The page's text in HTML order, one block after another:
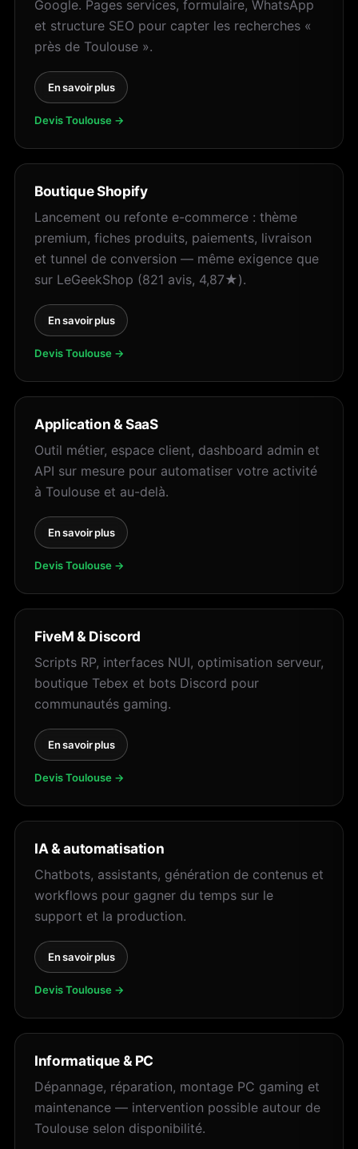
Google. Pages services, formulaire, WhatsApp
et structure SEO pour capter les recherches «
près de Toulouse ».
En savoir plus
Devis Toulouse →
Boutique Shopify
Lancement ou refonte e-commerce : thème
premium, fiches produits, paiements, livraison
et tunnel de conversion — même exigence que
sur LeGeekShop (821 avis, 4,87★).
En savoir plus
Devis Toulouse →
Application & SaaS
Outil métier, espace client, dashboard admin et
API sur mesure pour automatiser votre activité
à Toulouse et au-delà.
En savoir plus
Devis Toulouse →
FiveM & Discord
Scripts RP, interfaces NUI, optimisation serveur,
boutique Tebex et bots Discord pour
communautés gaming.
En savoir plus
Devis Toulouse →
IA & automatisation
Chatbots, assistants, génération de contenus et
workflows pour gagner du temps sur le
support et la production.
En savoir plus
Devis Toulouse →
Informatique & PC
Dépannage, réparation, montage PC gaming et
maintenance — intervention possible autour de
Toulouse selon disponibilité.